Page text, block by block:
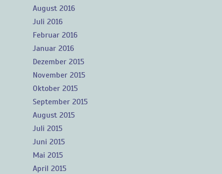
August 2016
Juli 2016
Februar 2016
Januar 2016
Dezember 2015
November 2015
Oktober 2015
September 2015
August 2015
Juli 2015
Juni 2015
Mai 2015
April 2015